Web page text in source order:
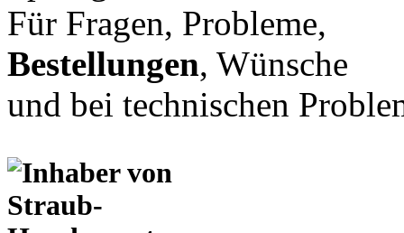
Für Fragen, Probleme,
Bestellungen, Wünsche
und bei technischen